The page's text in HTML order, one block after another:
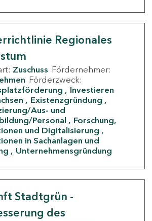
Regionales
Zuschuss Fördernehmer:
Förderzweck:
Investieren
Existenzgründung
Aus- und
Personal
Forschung,
und Digitalisierung
in Sachanlagen und
Unternehmensgründung
Stadtgrün -
des